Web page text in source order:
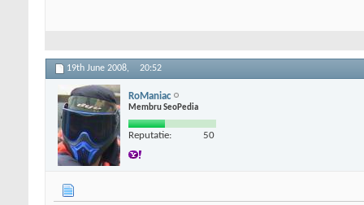
19th June 2008, 20:52
RoManiac
Membru SeoPedia
Reputatie: 50